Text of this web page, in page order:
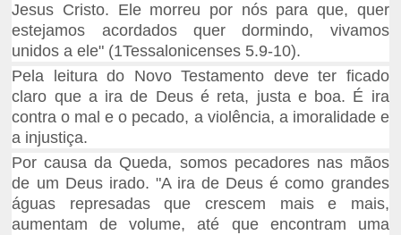
Jesus Cristo. Ele morreu por nós para que, quer
estejamos acordados quer dormindo, vivamos
unidos a ele" (1Tessalonicenses 5.9-10).
Pela leitura do Novo Testamento deve ter ficado
claro que a ira de Deus é reta, justa e boa. É ira
contra o mal e o pecado, a violência, a imoralidade e
a injustiça.
Por causa da Queda, somos pecadores nas mãos
de um Deus irado. "A ira de Deus é como grandes
águas represadas que crescem mais e mais,
aumentam de volume, até que encontram uma